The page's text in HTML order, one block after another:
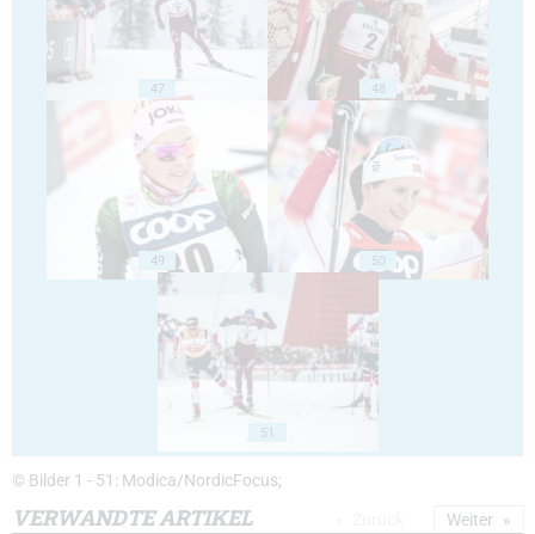
47 48
49 50
51
© Bilder 1 - 51: Modica/NordicFocus;
VERWANDTE ARTIKEL Weiter